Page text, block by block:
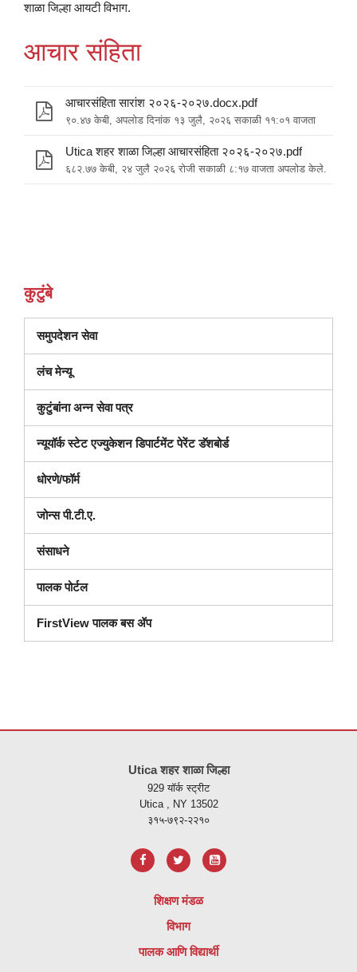
शाळा जिल्हा आयटी विभाग.
आचार संहिता
आचारसंहिता सारांश २०२६-२०२७.docx.pdf
९०.४७ केबी, अपलोड दिनांक १३ जुलै, २०२६ सकाळी ११:०१ वाजता
Utica शहर शाळा जिल्हा आचारसंहिता २०२६-२०२७.pdf
६८२.७७ केबी, २४ जुलै २०२६ रोजी सकाळी ८:१७ वाजता अपलोड केले.
कुटुंबे
समुपदेशन सेवा(नवीन
विंडोमध्ये
लंच मेन्यू
कुटुंबांना अन्न सेवा पत्र
न्यूयॉर्क स्टेट एज्युकेशन डिपार्टमेंट पेरेंट डॅशबोर्ड(नवीन
विंडोमध्ये
धोरणे/फॉर्म
जोन्स पी.टी.ए.
संसाधने
पालक पोर्टल
FirstView पालक बस ॲप
Utica शहर शाळा जिल्हा
929 यॉर्क स्ट्रीट
Utica , NY 13502
३१५-७९२-२२१०
शिक्षण मंडळ
विभाग
पालक आणि विद्यार्थी